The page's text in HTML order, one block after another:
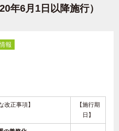
年6月1日以降施行）
報
改正事項】
【施行期
日】